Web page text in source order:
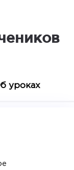
уроках